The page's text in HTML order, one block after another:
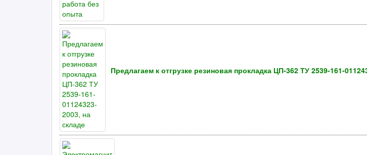
Предлагаем к отгрузке резиновая прокладка ЦП-362 ТУ 2539-161-